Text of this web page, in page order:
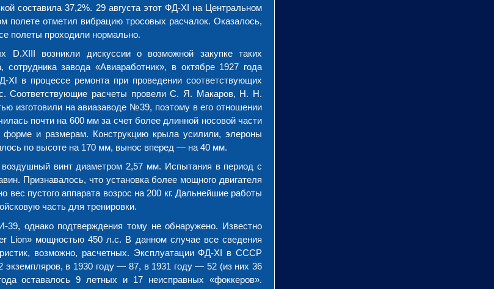
составила 37,2%. 29 августа этот ФД-XI на Центральном
полете отметил вибрацию тросовых расчалок. Оказалось,
полеты проходили нормально.
возникли дискуссии о возможной закупке таких
завода «Авиаработник», в октябре 1927 года
в процессе ремонта при проведении соответствующих
Соответствующие расчеты провели С. Я. Макаров, Н. Н.
изготовили на авиазаводе №39, поэтому в его отношении
почти на 600 мм за счет более длинной носовой части
и размерам. Конструкцию крыла усилили, элероны
по высоте на 170 мм, вынос вперед — на 40 мм.
винт диаметром 2,57 мм. Испытания в период с
Признавалось, что установка более мощного двигателя
вес пустого аппарата возрос на 200 кг. Дальнейшие работы
часть для тренировки.
однако подтверждения тому не обнаружено. Известно
Lion» мощностью 450 л.с. В данном случае все сведения
возможно, расчетных. Эксплуатации ФД-XI в СССР
экземпляров, в 1930 году — 87, в 1931 году — 52 (из них 36
оставалось 9 летных и 17 неисправных «фоккеров».